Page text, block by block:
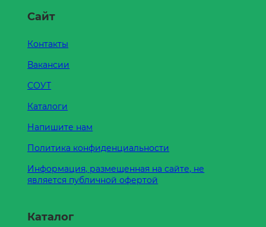
Сайт
Контакты
Вакансии
СОУТ
Каталоги
Напишите нам
Политика конфиденциальности
Информация, размещенная на сайте, не
является публичной офертой
Каталог